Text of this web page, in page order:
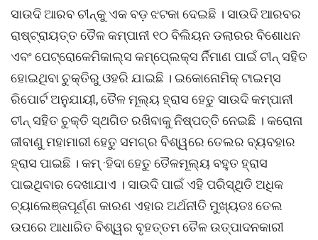
ସାଉଦି ଆରବ ଚୀନ୍କୁ ଏକ ବଡ଼ ଝଟକା ଦେଇଛି । ସାଉଦି ଆରବର
ରାଷ୍ଟ୍ରାୟତ୍ତ ତୈଳ କମ୍ପାନୀ ୧୦ ବିଲିୟନ ଡଲାରର ବିଶୋଧନ
ଏବଂ ପେଟ୍ରୋକେମିକାଲ୍ସ କମ୍ପେ୍ଲକ୍ସ ର୍ନିମାଣ ପାଇଁ ଚୀନ୍ ସହିତ
ହୋଇଥିବା ଚୁକ୍ତିରୁ ଓହରି ଯାଇଛି । ଇକୋନୋମିକ୍ ଟାଇମ୍ସ
ରିପୋର୍ଟ ଅନୁଯାୟୀ, ତୈଳ ମୂଲ୍ୟ ହ୍ରାସ ହେତୁ ସାଉଦି କମ୍ପାନୀ
ଚୀନ୍ ସହିତ ଚୁକ୍ତି ସ୍ଥଗିତ ରଖିବାକୁ ନିଷ୍ପତ୍ତି ନେଇଛି । କରୋନା
ଜୀବାଣୁ ମହାମାରୀ ହେତୁ ସମଗ୍ର ବିଶ୍ୱରେ ତେଲର ବ୍ୟବହାର
ହ୍ରାସ ପାଇଛି । କମ୍ ·ହିଦା ହେତୁ ତୈଳମୂଲ୍ୟ ବହୁତ ହ୍ରାସ
ପାଇଥିବାର ଦେଖାଯାଏ । ସାଉଦି ପାଇଁ ଏହି ପରିସ୍ଥିତି ଅଧିକ
ଚ୍ୟାଲେଞ୍ଜପୂର୍ଣ୍ଣ କାରଣ ଏହାର ଅର୍ଥନୀତି ମୁଖ୍ୟତଃ ତେଲ
ଉପରେ ଆଧାରିତ ବିଶ୍ୱର ବୃହତ୍ତମ ତୈଳ ଉତ୍ପାଦନକାରୀ